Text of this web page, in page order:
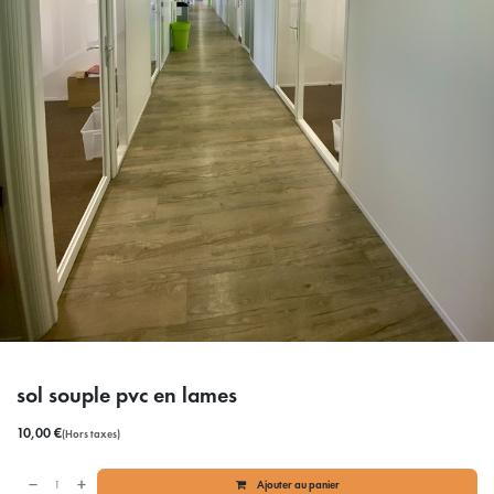
sol souple pvc en lames
10,00€(Hors taxes)
Ajouter au panier